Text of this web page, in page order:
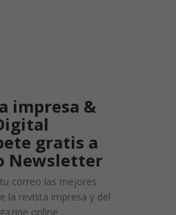
impresa &
gratis a
Newsletter
correo las mejores
la revista impresa y del
online